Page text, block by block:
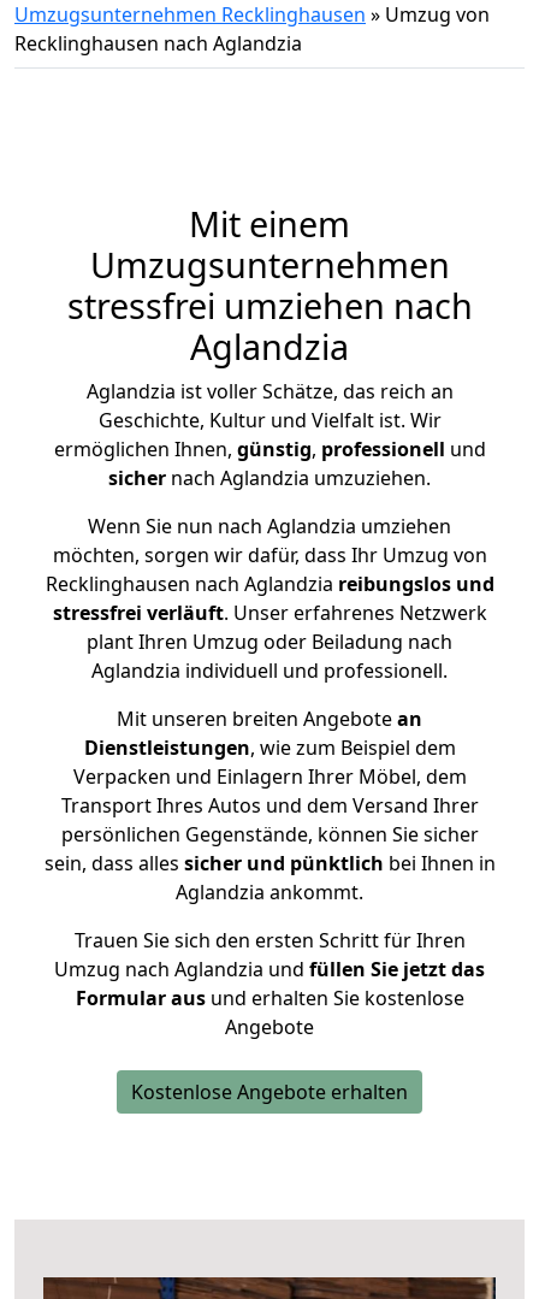
Umzugsunternehmen Recklinghausen » Umzug von
Recklinghausen nach Aglandzia
Mit einem
Umzugsunternehmen
stressfrei umziehen nach
Aglandzia
Aglandzia ist voller Schätze, das reich an
Geschichte, Kultur und Vielfalt ist. Wir
ermöglichen Ihnen, günstig, professionell und
sicher nach Aglandzia umzuziehen.
Wenn Sie nun nach Aglandzia umziehen
möchten, sorgen wir dafür, dass Ihr Umzug von
Recklinghausen nach Aglandzia reibungslos und
stressfrei verläuft. Unser erfahrenes Netzwerk
plant Ihren Umzug oder Beiladung nach
Aglandzia individuell und professionell.
Mit unseren breiten Angebotean
Dienstleistungen, wie zum Beispiel dem
Verpacken und Einlagern Ihrer Möbel, dem
Transport Ihres Autos und dem Versand Ihrer
persönlichen Gegenstände, können Sie sicher
sein, dass alles sicher und pünktlich bei Ihnen in
Aglandzia ankommt.
Trauen Sie sich den ersten Schritt für Ihren
Umzug nach Aglandzia und füllen Sie jetzt das
Formular ausund erhalten Sie kostenlose
Angebote
Kostenlose Angebote erhalten